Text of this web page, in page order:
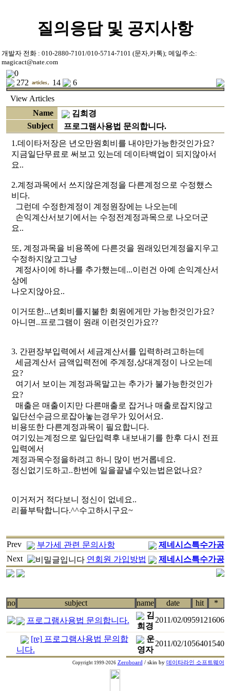
질의응답 및 공지사항
개발자 전화 : 010-2880-7101/010-5714-7101 (문자,카톡); 메일주소:
magicact@nate.com
0
272
14
6
View Articles
Name
김희경
Subject
프로그램사용법 문의합니다.
1.데이타저장은 년오만원회비를 내야만가능한것인가요?
지금일단무료로 써보고 있는데 데이타백업이 되지않아서
요..
2.계정과목에서 쓰지않은계정을 다른계정으로 수정했스
비다.
그런데 수정한계정이 계정원장에는 나오는데
손익계산서보기에서는 수정전계정과목으로 나오더군
요..
또, 계정과목을 비용쪽에 다른것을 원래있던계정을지우고
수정하지않고그냥
계정사이에 하나를 추가했는데...이런건 아예 손익계산서
상에
나오지않아요..
이거또한...년회비를지불한 회원에게만 가능한것인가요?
아니면..프로그램이 원래 이런것인가요??
3. 간편장부입력에서 세금계산서를 입력하려고하는데
세금계산서 금액입력전에 주계정,상대계정이 나오는데
요?
여기서 보이는 계정과목말고는 추가가 불가능한것인가
요?
매출은 매출이지만 다른매출로 잡거나 매출로잡지않고
일단선수금으로잡아놓는경우가 있어서요.
비용또한 다른계정과목이 필요합니다.
여기있는계정으로 일단입력후 내보내기를 한후 다시 전표
입력에서
계정과목수정을하려고 하니 많이 번거롭네요.
정신없기도하고..한번에 일을끝낼수있는법은없나요?
이거저거 적다보니 정신이 없네요..
리플부탁합니다.^^수고하시구요~
Prev 부가세 관련 문의사항
제네시스특수가공
Next
연회원 가입방법 제네시스특수가공
no subject name date hit
*
프로그램사용법 문의합니다.
김
희경
2011/02/0959121606
[re] 프로그램사용법 문의합
니다.
운
영자
2011/02/1056401540
Copyright 1999-2026 Zeroboard / skin by 데이타라인 소프트웨어